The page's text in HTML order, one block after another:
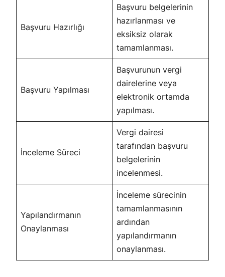
Başvuru Hazırlığı
Başvuru belgelerinin
hazırlanması ve
eksiksiz olarak
tamamlanması.
Başvuru Yapılması
Başvurunun vergi
dairelerine veya
elektronik ortamda
yapılması.
İnceleme Süreci
Vergi dairesi
tarafından başvuru
belgelerinin
incelenmesi.
Yapılandırmanın
Onaylanması
İnceleme sürecinin
tamamlanmasının
ardından
yapılandırmanın
onaylanması.